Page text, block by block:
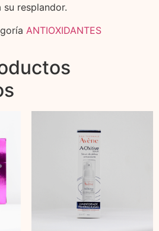
resplandor.
ANTIOXIDANTES